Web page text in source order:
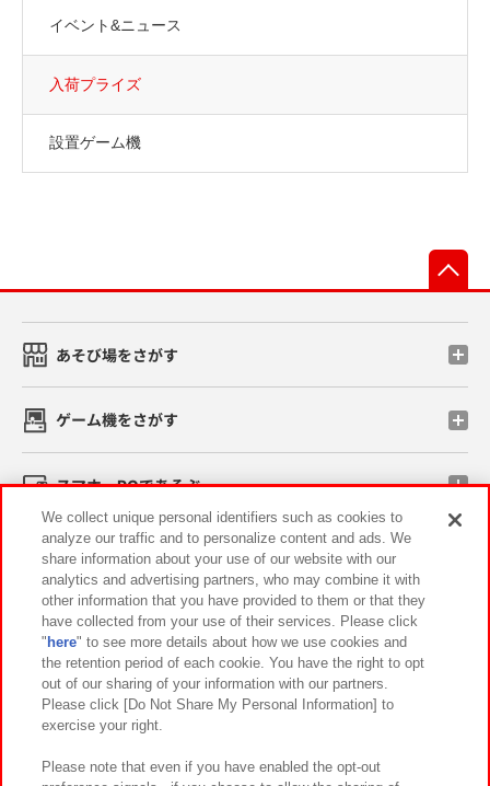
イベント&ニュース
入荷プライズ
設置ゲーム機
あそび場をさがす
ゲーム機をさがす
スマホ・PCであそぶ
イベント・キャンペーン
関連会社 サステナビリティ サイトポリシー
プライバシーポリシー ウェブアクセシビリティ方針と検証結果
お取引先さまとともに
カスタマーハラスメント対応方針 よくあるご質問・お問い合わせ
We collect unique personal identifiers such as cookies to
analyze our traffic and to personalize content and ads. We
share information about your use of our website with our
analytics and advertising partners, who may combine it with
other information that you have provided to them or that they
have collected from your use of their services. Please click
" here" to see more details about how we use cookies and
the retention period of each cookie. You have the right to opt
out of our sharing of your information with our partners.
Please click [Do Not Share My Personal Information] to
exercise your right.
Please note that even if you have enabled the opt-out